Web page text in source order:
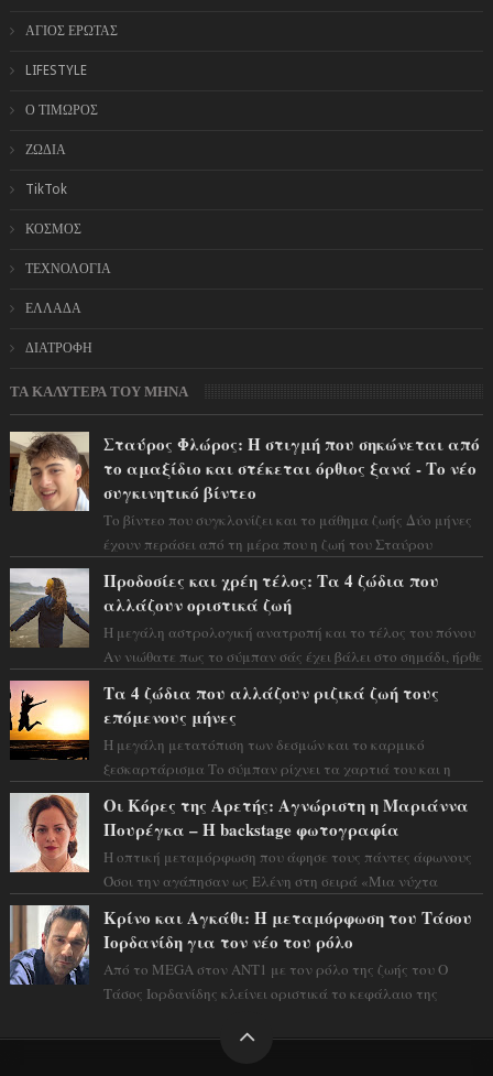
ΑΓΙΟΣ ΕΡΩΤΑΣ
LIFESTYLE
Ο ΤΙΜΩΡΟΣ
ΖΩΔΙΑ
TikTok
ΚΟΣΜΟΣ
ΤΕΧΝΟΛΟΓΙΑ
ΕΛΛΑΔΑ
ΔΙΑΤΡΟΦΗ
ΤΑ ΚΑΛΥΤΕΡΑ ΤΟΥ ΜΗΝΑ
Σταύρος Φλώρος: Η στιγμή που σηκώνεται από
το αμαξίδιο και στέκεται όρθιος ξανά - Το νέο
συγκινητικό βίντεο
Το βίντεο που συγκλονίζει και το μάθημα ζωής Δύο μήνες
έχουν περάσει από τη μέρα που η ζωή του Σταύρου
Προδοσίες και χρέη τέλος: Τα 4 ζώδια που
αλλάζουν οριστικά ζωή
Η μεγάλη αστρολογική ανατροπή και το τέλος του πόνου
Αν νιώθατε πως το σύμπαν σάς έχει βάλει στο σημάδι, ήρθε
Τα 4 ζώδια που αλλάζουν ριζικά ζωή τους
επόμενους μήνες
Η μεγάλη μετατόπιση των δεσμών και το καρμικό
ξεσκαρτάρισμα Το σύμπαν ρίχνει τα χαρτιά του και η
Οι Κόρες της Αρετής: Αγνώριστη η Μαριάννα
Πουρέγκα – H backstage φωτογραφία
Η οπτική μεταμόρφωση που άφησε τους πάντες άφωνους
Όσοι την αγάπησαν ως Ελένη στη σειρά «Μια νύχτα
Κρίνο και Αγκάθι: Η μεταμόρφωση του Τάσου
Ιορδανίδη για τον νέο του ρόλο
Από το MEGA στον ΑΝΤ1 με τον ρόλο της ζωής του Ο
Τάσος Ιορδανίδης κλείνει οριστικά το κεφάλαιο της